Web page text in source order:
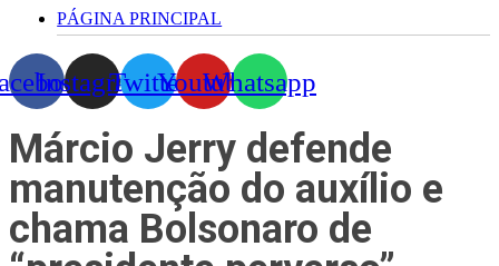
PÁGINA PRINCIPAL
InstagramTwitterYoutubeWhatsapp
Márcio Jerry defende
manutenção do auxílio e
chama Bolsonaro de